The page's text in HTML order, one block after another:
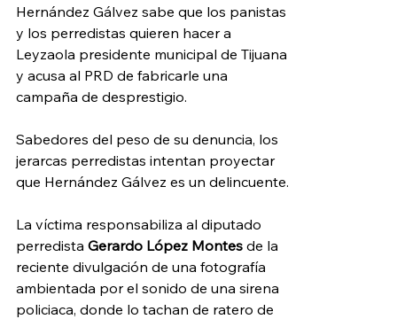
Hernández Gálvez sabe que los panistas
y los perredistas quieren hacer a
Leyzaola presidente municipal de Tijuana
y acusa al PRD de fabricarle una
campaña de desprestigio.
Sabedores del peso de su denuncia, los
jerarcas perredistas intentan proyectar
que Hernández Gálvez es un delincuente.
La víctima responsabiliza al diputado
perredista Gerardo López Montes de la
reciente divulgación de una fotografía
ambientada por el sonido de una sirena
policiaca, donde lo tachan de ratero de